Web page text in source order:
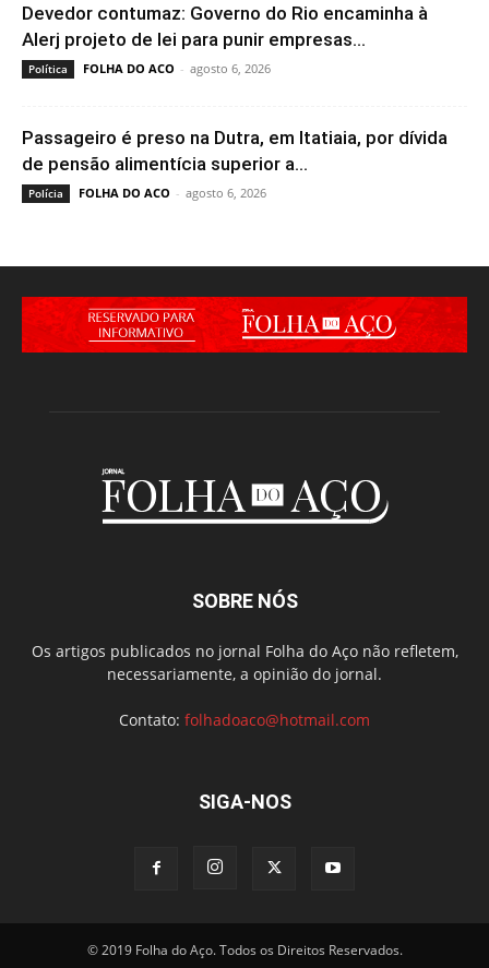
Devedor contumaz: Governo do Rio encaminha à
Alerj projeto de lei para punir empresas...
Política FOLHA DO ACO - agosto 6, 2026
Passageiro é preso na Dutra, em Itatiaia, por dívida
de pensão alimentícia superior a...
Polícia FOLHA DO ACO - agosto 6, 2026
SOBRE NÓS
Os artigos publicados no jornal Folha do Aço não refletem,
necessariamente, a opinião do jornal.
Contato: folhadoaco@hotmail.com
SIGA-NOS
© 2019 Folha do Aço. Todos os Direitos Reservados.